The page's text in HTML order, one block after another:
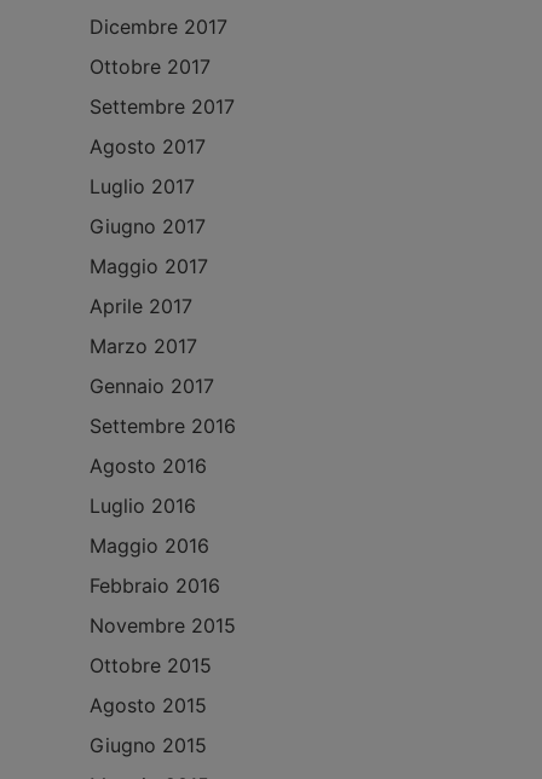
Dicembre 2017
Ottobre 2017
Settembre 2017
Agosto 2017
Luglio 2017
Giugno 2017
Maggio 2017
Aprile 2017
Marzo 2017
Gennaio 2017
Settembre 2016
Agosto 2016
Luglio 2016
Maggio 2016
Febbraio 2016
Novembre 2015
Ottobre 2015
Agosto 2015
Giugno 2015